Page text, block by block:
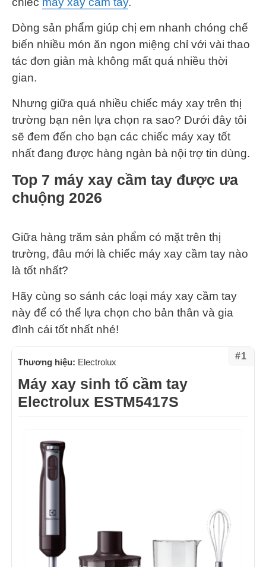
Dòng sản phẩm giúp chị em nhanh chóng chế
biến nhiều món ăn ngon miệng chỉ với vài thao
tác đơn giản mà không mất quá nhiều thời
gian.
Nhưng giữa quá nhiều chiếc máy xay trên thị
trường bạn nên lựa chọn ra sao? Dưới đây tôi
sẽ đem đến cho bạn các chiếc máy xay tốt
nhất đang được hàng ngàn bà nội trợ tin dùng.
Top 7 máy xay cầm tay được ưa
chuộng 2026
Giữa hàng trăm sản phẩm có mặt trên thị
trường, đâu mới là chiếc máy xay cầm tay nào
là tốt nhất?
Hãy cùng so sánh các loại máy xay cầm tay
này để có thể lựa chọn cho bản thân và gia
đình cái tốt nhất nhé!
#1
Thương hiệu: Electrolux
Máy xay sinh tố cầm tay
Electrolux ESTM5417S